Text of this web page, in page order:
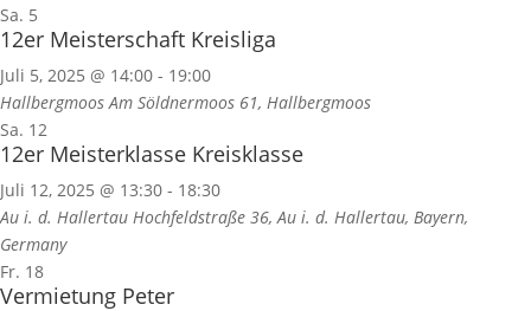
Sa. 5
12er Meisterschaft Kreisliga
Juli 5, 2025 @ 14:00 - 19:00
HallbergmoosAm Söldnermoos 61, Hallbergmoos
Sa. 12
12er Meisterklasse Kreisklasse
Juli 12, 2025 @ 13:30 - 18:30
Au i. d. Hallertau Hochfeldstraße 36, Au i. d. Hallertau, Bayern,
Germany
Fr. 18
Vermietung Peter